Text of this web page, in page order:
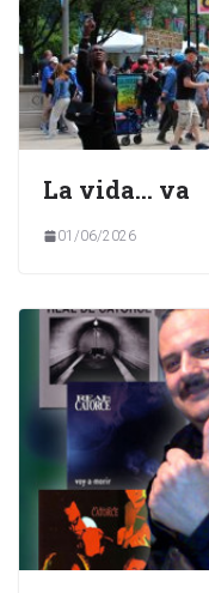
La vida… va
01/06/2026